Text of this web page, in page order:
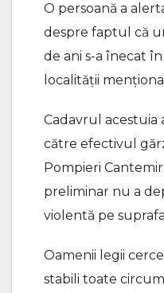
O persoană a
despre faptul că
de ani s-a înecat
localității
Cadavrul acestuia
către efectivul
Pompieri
preliminar nu a
violentă pe
Oamenii legii
stabili toate